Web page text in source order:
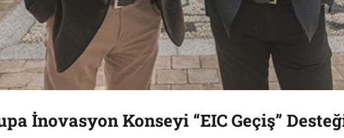
İnovasyon Konseyi “EIC Geçiş”